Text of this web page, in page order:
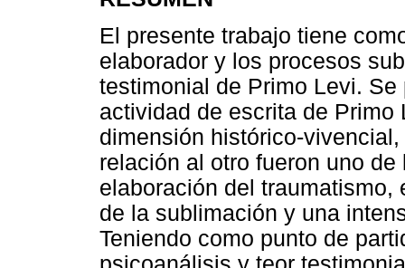
El presente trabajo tiene
elaborador y los procesos
testimonial de Primo Levi.
actividad de escrita de
dimensión histórico-
relación al otro fueron uno
elaboración del
de la sublimación y una
Teniendo como punto de